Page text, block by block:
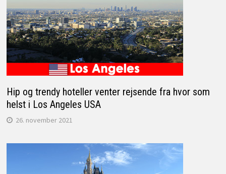
Hip og trendy hoteller venter rejsende fra hvor som
helst i Los Angeles USA
26. november 2021